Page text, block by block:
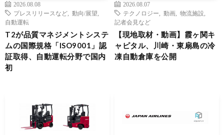
2026.08.08
プレスリリースなど
動向/展望
自動運転
T2が品質マネジメントシステ
ムの国際規格「ISO9001」認
証取得、自動運転分野で国内
初
2026.08.07
テクノロジー
動画 物流施設
記者会見など
【現地取材・動画】霞ヶ関キ
ャピタル、川崎・東扇島の冷
凍自動倉庫を公開